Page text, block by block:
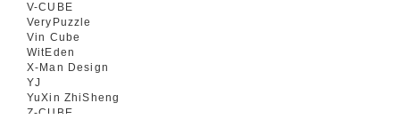
V-CUBE
VeryPuzzle
Vin Cube
WitEden
X-Man Design
YJ
YuXin ZhiSheng
Z-CUBE